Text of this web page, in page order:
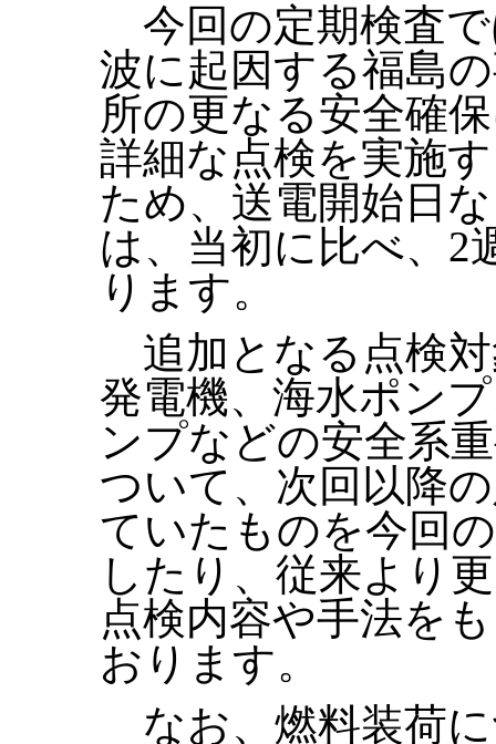
今回の定期検査
波に起因する福島
所の更なる安全確
詳細な点検を実施
ため、送電開始日
は、当初に比べ、2
ります。
追加となる点検
発電機、海水ポン
ンプなどの安全系
ついて、次回以降
ていたものを今回
したり、従来より
点検内容や手法を
おります。
なお、燃料装荷